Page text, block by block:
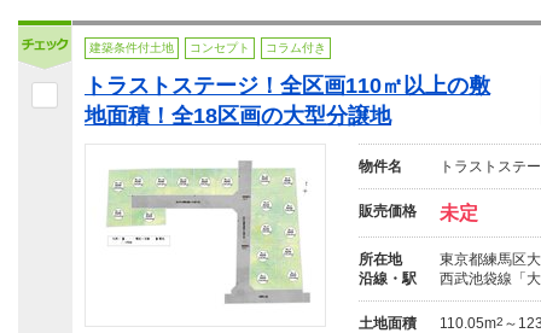
建築条件付土地 コンセプト コラム付き
トラストステージ！全区画110㎡以上の敷
地面積！全18区画の大型分譲地
物件名 トラストス
販売価格 未定
所在地
東京都練馬区
沿線・駅
西武池袋線「
土地面積 110.05m2 ～